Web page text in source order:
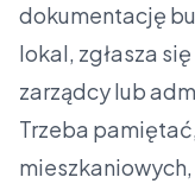
dokumentację
lokal, zgłasza
zarządcy lub
Trzeba